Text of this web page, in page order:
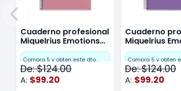
Cuaderno profesional
Miquelrius Emotions
Cuadro Chico 80
hojas Rosa
Compra 5 y obten este dto.
De: $124.00
A: $99.20
Cuaderno
Miquelrius
raya 80
Compra 5 y obten
De: $124.00
A: $99.20